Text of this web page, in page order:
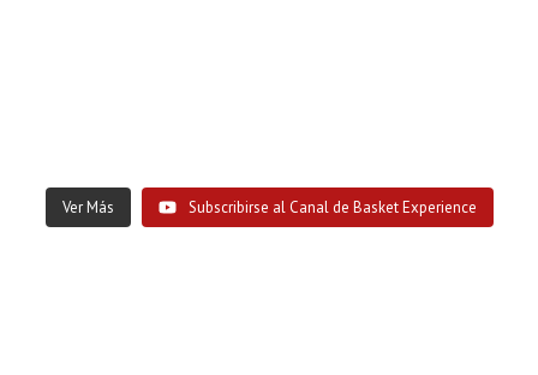
Ver Más Subscribirse al Canal de Basket Experience